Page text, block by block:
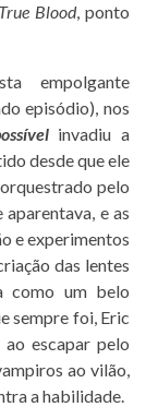
Blood, ponto
empolgante
episódio), nos
invadiu a
desde que ele
pelo
e as
e experimentos
das lentes
como um belo
sempre foi, Eric
escapar pelo
ao vilão,
a habilidade.